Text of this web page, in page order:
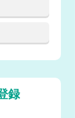
録